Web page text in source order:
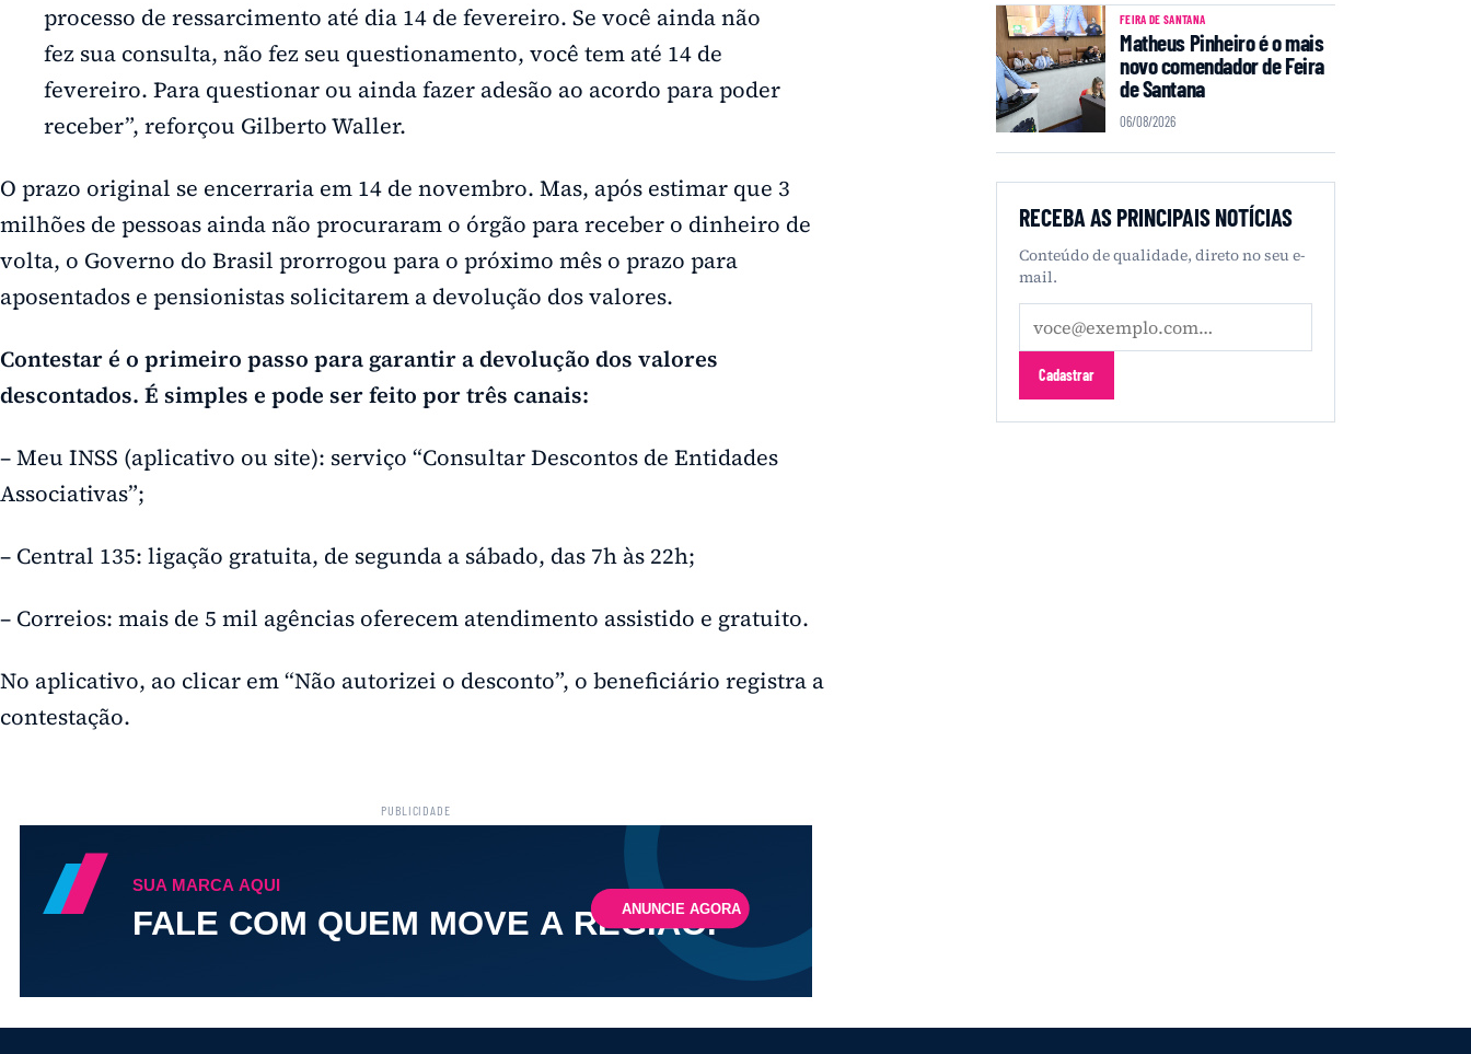
processo de ressarcimento até dia 14 de fevereiro. Se você ainda não
fez sua consulta, não fez seu questionamento, você tem até 14 de
fevereiro. Para questionar ou ainda fazer adesão ao acordo para poder
receber”, reforçou Gilberto Waller.
O prazo original se encerraria em 14 de novembro. Mas, após estimar que 3
milhões de pessoas ainda não procuraram o órgão para receber o dinheiro de
volta, o Governo do Brasil prorrogou para o próximo mês o prazo para
aposentados e pensionistas solicitarem a devolução dos valores.
Contestar é o primeiro passo para garantir a devolução dos valores
descontados. É simples e pode ser feito por três canais:
– Meu INSS (aplicativo ou site): serviço “Consultar Descontos de Entidades
Associativas”;
– Central 135: ligação gratuita, de segunda a sábado, das 7h às 22h;
– Correios: mais de 5 mil agências oferecem atendimento assistido e gratuito.
No aplicativo, ao clicar em “Não autorizei o desconto”, o beneficiário registra a
contestação.
PUBLICIDADE
FEIRA DE SANTANA
Matheus Pinheiro é o mais
novo comendador de Feira
de Santana
06/08/2026
RECEBA AS PRINCIPAIS NOTÍCIAS
Conteúdo de qualidade, direto no seu e-
mail.
mailCadastrar